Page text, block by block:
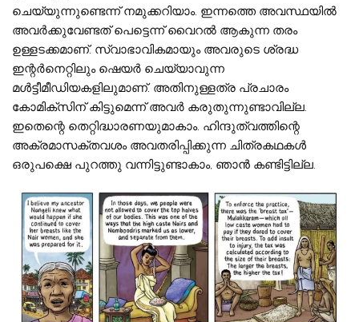
ചെയ്യുന്നുണ്ടെന്ന് നമുക്കറിയാം. ഇന്നത്തെ അവസ്ഥയിൽ
അവർക്കുവേണ്ടത് പെട്ടെന്ന് വൈറൽ ആകുന്ന തരം
ഉള്ളടക്കമാണ്. സ്വാഭാവികമായും അവരുടെ ശ്രദ്ധ
ഇന്റർനെറ്റിലും ഷെയർ ചെയ്യാവുന്ന
മൾട്ടീമീഡിയകളിലുമാണ്. അതിനുള്ളത്ര പ്രചാരം
കോമിക്സിന് കിട്ടുമെന്ന് അവർ കരുതുന്നുണ്ടാവില്ല.
ഇതെന്റെ തെറ്റിദ്ധാരണയുമാകാം. ഹിന്ദുത്വത്തിന്റെ
അക്രമാസക്തവശം അവതരിപ്പിക്കുന്ന ചിത്രകഥകൾ
ഒരുപക്ഷെ പുറത്തു വന്നിട്ടുണ്ടാകാം, ഞാൻ കണ്ടിട്ടില്ല.